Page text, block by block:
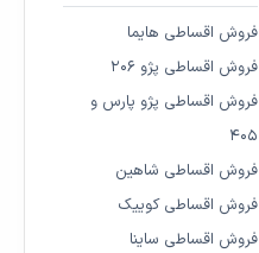
فروش اقساطی هایما
فروش اقساطی پژو ۲۰۶
فروش اقساطی پژو پارس و
۴۰۵
فروش اقساطی شاهین
فروش اقساطی کوییک
فروش اقساطی ساینا